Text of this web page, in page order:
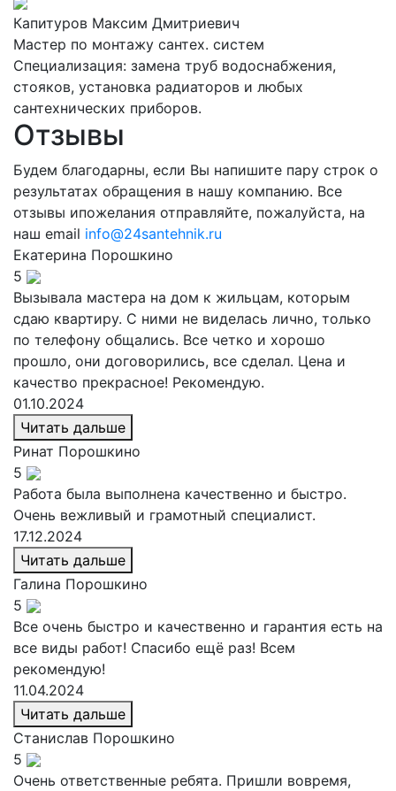
Капитуров Максим Дмитриевич
Мастер по монтажу сантех. систем
Специализация: замена труб водоснабжения,
стояков, установка радиаторов и любых
сантехнических приборов.
Отзывы
Будем благодарны, если Вы напишите пару строк о
результатах обращения в нашу компанию. Все
отзывы ипожелания отправляйте, пожалуйста, на
наш email info@24santehnik.ru
Екатерина Порошкино
5
Вызывала мастера на дом к жильцам, которым
сдаю квартиру. С ними не виделась лично, только
по телефону общались. Все четко и хорошо
прошло, они договорились, все сделал. Цена и
качество прекрасное! Рекомендую.
01.10.2024
Читать дальше
Ринат Порошкино
5
Работа была выполнена качественно и быстро.
Очень вежливый и грамотный специалист.
17.12.2024
Читать дальше
Галина Порошкино
5
Все очень быстро и качественно и гарантия есть на
все виды работ! Спасибо ещё раз! Всем
рекомендую!
11.04.2024
Читать дальше
Станислав Порошкино
5
Очень ответственные ребята. Пришли вовремя,